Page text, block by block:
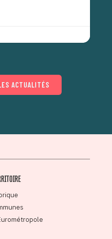
ACTUALITÉS